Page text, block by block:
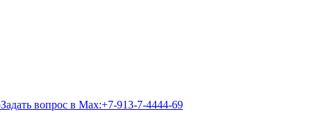
Задать вопрос в Max:+7-913-7-4444-69